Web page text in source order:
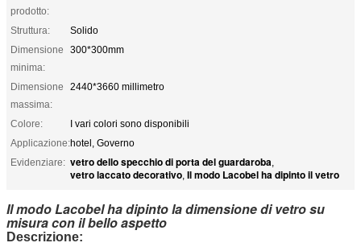
prodotto:
Struttura:
Solido
Dimensione
minima:
300*300mm
Dimensione
massima:
2440*3660 millimetro
Colore:
I vari colori sono disponibili
Applicazione:hotel, Governo
Evidenziare: vetro dello specchio di porta del guardaroba,
vetro laccato decorativo, Il modo Lacobel ha dipinto il vetro
Il modo Lacobel ha dipinto la dimensione di vetro su
misura con il bello aspetto
Descrizione: